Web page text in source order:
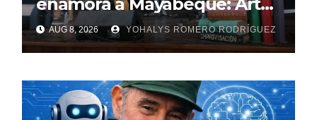
poesía y amor en la Semana
Mundial de la Lactancia
Materna
AUG 8, 2026 YOHALYS ROMERO RODRÍGUEZ